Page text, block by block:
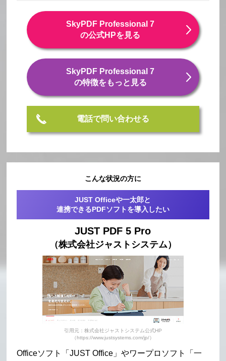
SkyPDF Professional 7
の公式HPを見る
SkyPDF Professional 7
の特徴をもっと見る
電話で問い合わせる
こんな状況の方に
JUST Officeや一太郎と
連携できるPDFソフトを導入したい
JUST PDF 5 Pro
（株式会社ジャストシステム）
引用元：株式会社ジャストシステム公式HP
（https://www.justsystems.com/jp/）
Officeソフト「JUST Office」やワープロソフト「一